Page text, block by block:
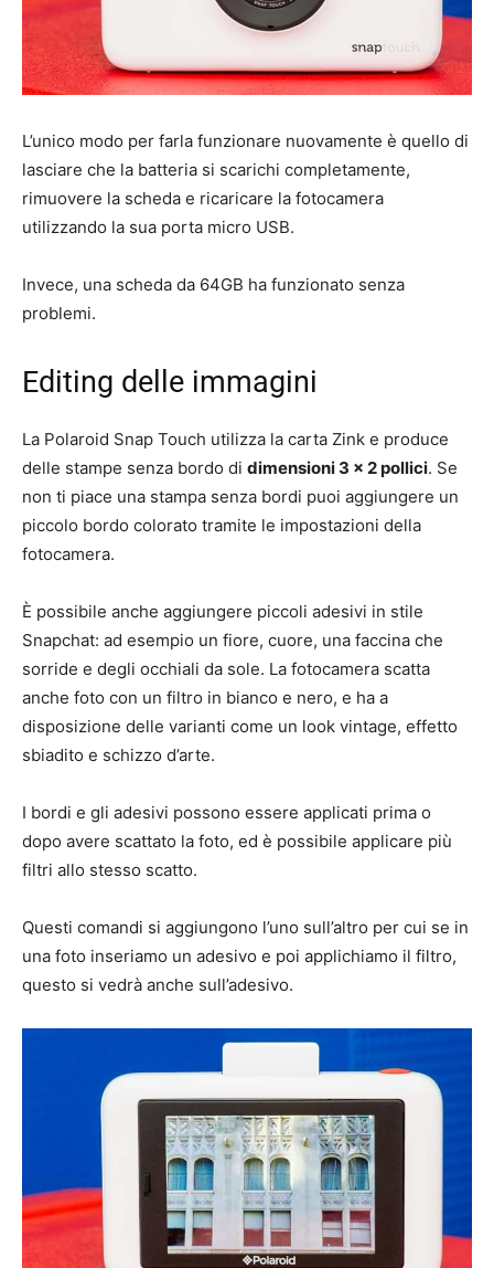
L’unico modo per farla funzionare nuovamente è quello di
lasciare che la batteria si scarichi completamente,
rimuovere la scheda e ricaricare la fotocamera
utilizzando la sua porta micro USB.
Invece, una scheda da 64GB ha funzionato senza
problemi.
Editing delle immagini
La Polaroid Snap Touch utilizza la carta Zink e produce
delle stampe senza bordo di dimensioni 3 x 2 pollici. Se
non ti piace una stampa senza bordi puoi aggiungere un
piccolo bordo colorato tramite le impostazioni della
fotocamera.
È possibile anche aggiungere piccoli adesivi in stile
Snapchat: ad esempio un fiore, cuore, una faccina che
sorride e degli occhiali da sole. La fotocamera scatta
anche foto con un filtro in bianco e nero, e ha a
disposizione delle varianti come un look vintage, effetto
sbiadito e schizzo d’arte.
I bordi e gli adesivi possono essere applicati prima o
dopo avere scattato la foto, ed è possibile applicare più
filtri allo stesso scatto.
Questi comandi si aggiungono l’uno sull’altro per cui se in
una foto inseriamo un adesivo e poi applichiamo il filtro,
questo si vedrà anche sull’adesivo.